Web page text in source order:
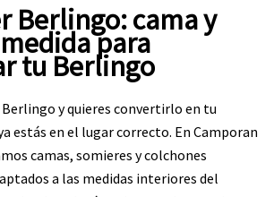
Berlingo: cama y
para
tu Berlingo
y quieres convertirlo en tu
estás en el lugar correcto. En Camporan
camas, somieres y colchones
a las medidas interiores del